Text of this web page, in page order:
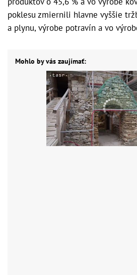
poklesu zmiernili hlavne vyššie
a plynu, výrobe potravín a vo
Mohlo by vás zaujímať: